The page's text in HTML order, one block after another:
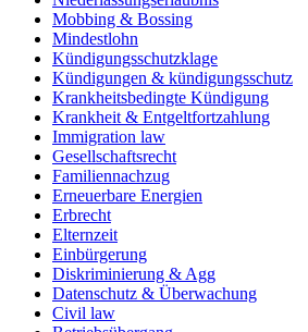
Mobbing & Bossing
Mindestlohn
Kündigungsschutzklage
Kündigungen & kündigungsschutz
Krankheitsbedingte Kündigung
Krankheit & Entgeltfortzahlung
Immigration law
Gesellschaftsrecht
Familiennachzug
Erneuerbare Energien
Erbrecht
Elternzeit
Einbürgerung
Diskriminierung & Agg
Datenschutz & Überwachung
Civil law